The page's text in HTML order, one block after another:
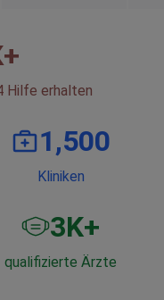
Hilfe erhalten
1,500
Kliniken
3K+
qualifizierte Ärzte